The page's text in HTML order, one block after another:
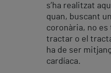
s’ha realitzat
quan, buscant
coronària, no es
tractar o el
ha de ser
cardíaca.